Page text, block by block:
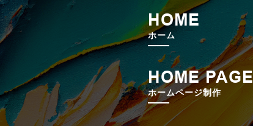
HOME
ホーム
HOME PAGE
ホームページ制作